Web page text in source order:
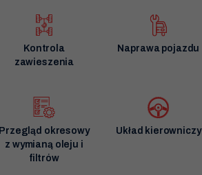
Kontrola
zawieszenia
Naprawa pojazdu
Przegląd okresowy
z wymianą oleju i
filtrów
Układ kierowniczy